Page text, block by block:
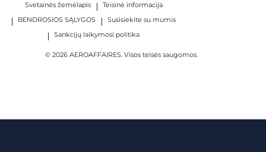
Svetainės žemėlapis
Teisinė informacija
BENDROSIOS SĄLYGOS
Susisiekite su mumis
Sankcijų laikymosi politika
© 2026 AEROAFFAIRES. Visos teisės saugomos.